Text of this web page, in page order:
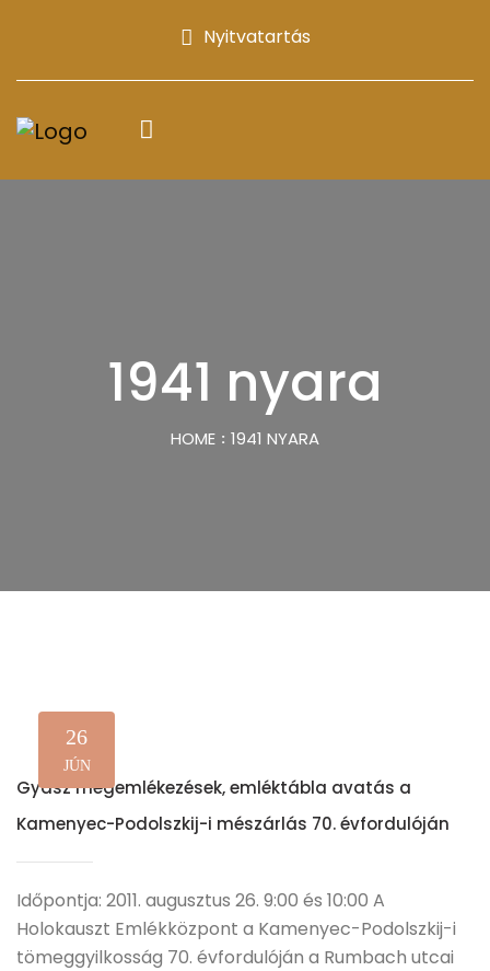
Nyitvatartás
1941 nyara
HOME 1941 NYARA
26
JÚN
Gyász megemlékezések, emléktábla avatás a
Kamenyec-Podolszkij-i mészárlás 70. évfordulóján
Időpontja: 2011. augusztus 26. 9:00 és 10:00 A
Holokauszt Emlékközpont a Kamenyec-Podolszkij-i
tömeggyilkosság 70. évfordulóján a Rumbach utcai